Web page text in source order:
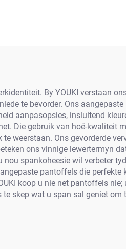
By YOUKI verstaan
te bevorder. Ons
aanpasopsies, insluitend
Die gebruik van hoë-kwaliteit
weerstaan. Ons gevorderde
ons vinnige lewertermyn
spankoheesie wil verbeter
pantoffels die perfekte
koop u nie net pantoffels nie;
skep wat u span sal geniet om